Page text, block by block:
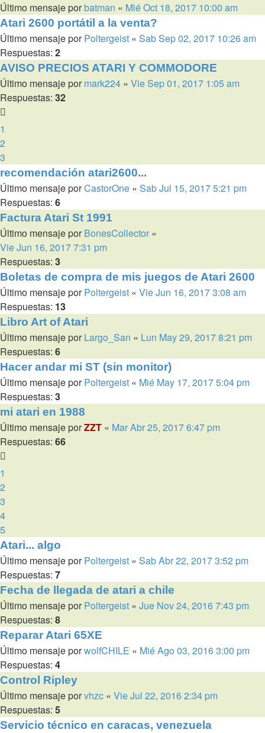
Último mensaje por batman « Mié Oct 18, 2017 10:00 am
Atari 2600 portátil a la venta?
Último mensaje porPoltergeist « Sab Sep 02, 2017 10:26 am
Respuestas: 2
AVISO PRECIOS ATARI Y COMMODORE
Último mensaje por mark224 « Vie Sep 01, 2017 1:05 am
Respuestas: 32
1
2
3
recomendación atari2600...
Último mensaje porCastorOne « Sab Jul 15, 2017 5:21 pm
Respuestas: 6
Factura Atari St 1991
Último mensaje por BonesCollector «
Vie Jun 16, 2017 7:31 pm
Respuestas: 3
Boletas de compra de mis juegos de Atari 2600
Último mensaje porPoltergeist « Vie Jun 16, 2017 3:08 am
Respuestas: 13
Libro Art of Atari
Último mensaje por Largo_San « Lun May 29, 2017 8:21 pm
Respuestas: 6
Hacer andar mi ST (sin monitor)
Último mensaje porPoltergeist « Mié May 17, 2017 5:04 pm
Respuestas: 3
mi atari en 1988
Último mensaje porZZT « Mar Abr 25, 2017 6:47 pm
Respuestas: 66
1
2
3
4
5
Atari... algo
Último mensaje porPoltergeist « Sab Abr 22, 2017 3:52 pm
Respuestas: 7
Fecha de llegada de atari a chile
Último mensaje por Poltergeist « Jue Nov 24, 2016 7:43 pm
Respuestas: 8
Reparar Atari 65XE
Último mensaje porwolfCHILE « Mié Ago 03, 2016 3:00 pm
Respuestas: 4
Control Ripley
Último mensaje porvhzc « Vie Jul 22, 2016 2:34 pm
Respuestas: 5
Servicio técnico en caracas, venezuela